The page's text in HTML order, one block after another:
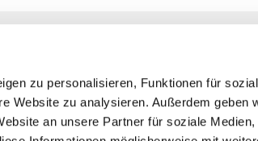
zu personalisieren, Funktionen für
Website zu analysieren. Außerdem geben
an unsere Partner für soziale Medien,
Veranstaltungen
Pfarrbüro
Prävention